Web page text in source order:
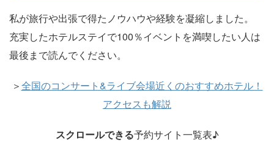
私が旅行や出張で得たノウハウや経験を凝縮しました。
充実したホテルステイで100％イベントを満喫したい人は
最後まで読んでください。
＞全国のコンサート&ライブ会場近くのおすすめホテル！
アクセスも解説
スクロールできる予約サイト一覧表♪